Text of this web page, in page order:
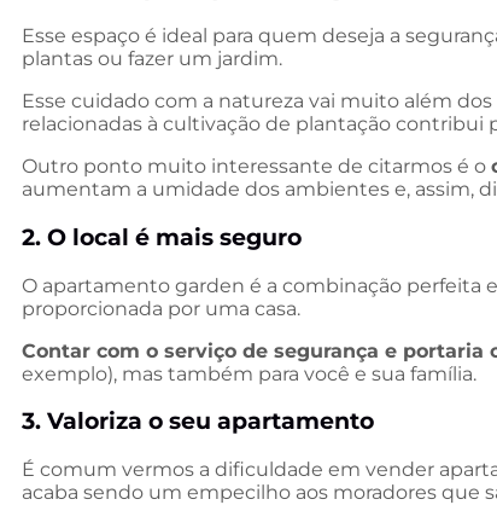
Esse espaço é ideal para quem deseja a
plantas ou fazer um jardim.
Esse cuidado com a natureza vai muito além
relacionadas à cultivação de plantação contribui
Outro ponto muito interessante de citarmos é o
aumentam a umidade dos ambientes e, assim,
2. O local é mais seguro
O apartamento garden é a combinação perfeita
proporcionada por uma casa.
Contar com o serviço de segurança e portaria
exemplo), mas também para você e sua família.
3. Valoriza o seu apartamento
É comum vermos a dificuldade em vender
acaba sendo um empecilho aos moradores